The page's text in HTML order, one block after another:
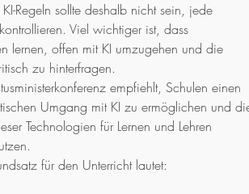
Regeln sollte deshalb nicht sein, jede
Viel wichtiger ist, dass
lernen, offen mit KI umzugehen und die
zu hinterfragen.
empfiehlt, Schulen einen
Umgang mit KI zu ermöglichen und
Technologien für Lernen und Lehren
für den Unterricht lautet: